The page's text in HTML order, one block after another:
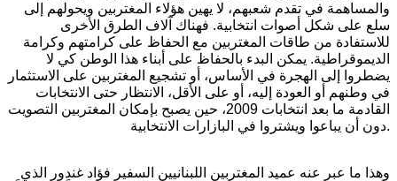
والمساهمة في تقدم شعبهم، لا يهين هؤلاء المغتربين ويحولهم إلى
سلع على شكل أصوات انتخابية. فهناك آلاف الطرق الأخرى
للاستفادة من طاقات المغتربين مع الحفاظ على كرامتهم وكرامة
الديموقراطية. يمكن البدء بالحفاظ على أبناء هذا الوطن كي لا
يضطروا إلى الهجرة في الأساس، أو تشجيع المغتربين على الاستثمار
في وطنهم أو العودة إليه، أو على الأقل، الانتظار حتى الانتخابات
القادمة ما بعد انتخابات 2009، حين يصبح بإمكان المغتربين التصويت
دون أن يباعوا ويشتروا في البازارات الانتخابية.
وهذا ما عبر عنه عميد المغتربين اللبنانيين السفير فؤاد غندور الذي